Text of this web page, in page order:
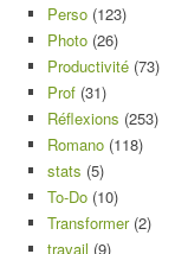
Perso (123)
Photo (26)
Productivité (73)
Prof (31)
Réflexions (253)
Romano (118)
stats (5)
To-Do (10)
Transformer(2)
travail (9)